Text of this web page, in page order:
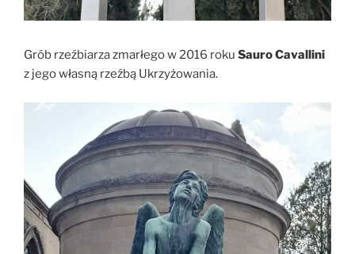
Grób rzeźbiarza zmarłego w 2016 roku Sauro Cavallini
z jego własną rzeźbą Ukrzyżowania.